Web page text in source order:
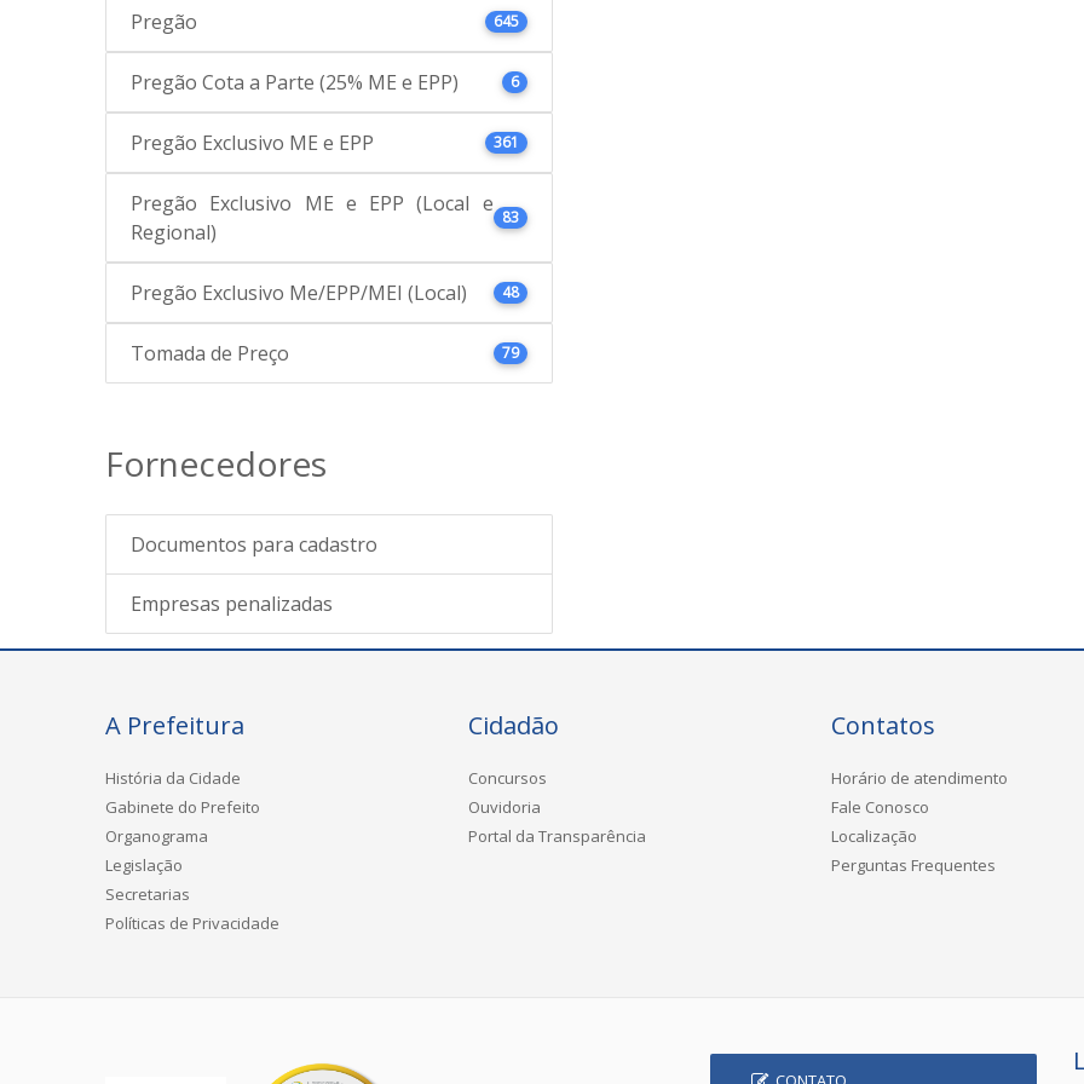
Pregão 645
Pregão Cota a Parte (25% ME e EPP) 6
Pregão Exclusivo ME e EPP 361
Pregão Exclusivo ME e EPP (Local e
Regional)
83
Pregão Exclusivo Me/EPP/MEI (Local) 48
Tomada de Preço 79
Fornecedores
Documentos para cadastro
Empresas penalizadas
A Prefeitura
História da Cidade
Gabinete do Prefeito
Organograma
Legislação
Secretarias
Políticas de Privacidade
Cidadão
Concursos
Ouvidoria
Portal da Transparência
Contatos
Horário de atendimento
Fale Conosco
Localização
Perguntas Frequentes